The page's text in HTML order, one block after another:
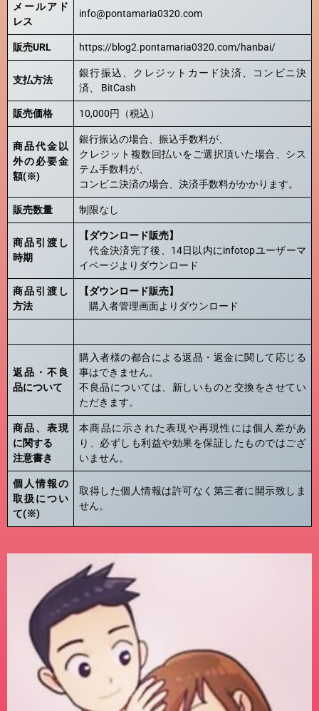
メールアド
レス
info@pontamaria0320.com
販売URL https://blog2.pontamaria0320.com/hanbai/
支払方法
銀行振込、クレジットカード決済、コンビニ決
済、 BitCash
販売価格 10,000円（税込）
商品代金以
外の必要金
額(※)
銀行振込の場合、振込手数料が、
クレジット複数回払いをご選択頂いた場合、シス
テム手数料が、
コンビニ決済の場合、決済手数料がかかります。
販売数量 制限なし
商品引渡し
時期
【ダウンロード販売】
代金決済完了後、14日以内にinfotopユーザーマ
イページよりダウンロード
商品引渡し
方法
【ダウンロード販売】
購入者管理画面よりダウンロード
返品・不良
品について
購入者様の都合による返品・返金に関して応じる
事はできません。
不良品については、新しいものと交換をさせてい
ただきます。
商品、表現
に関する
注意書き
本商品に示された表現や再現性には個人差があ
り、必ずしも利益や効果を保証したものではござ
いません。
個人情報の
取扱につい
て(※)
取得した個人情報は許可なく第三者に開示致しま
せん。